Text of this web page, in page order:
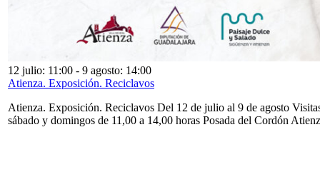
12 julio: 11:00 - 9 agosto: 14:00
Atienza. Exposición. Reciclavos
Atienza. Exposición. Reciclavos Del 12 de julio al 9 de agosto
sábado y domingos de 11,00 a 14,00 horas Posada del Cordón